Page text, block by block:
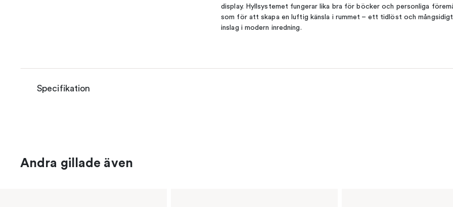
display. Hyllsystemet fungerar lika bra för böcker och personliga
som för att skapa en luftig känsla i rummet – ett tidlöst och mångsidigt
inslag i modern inredning.
Specifikation
Andra gillade även